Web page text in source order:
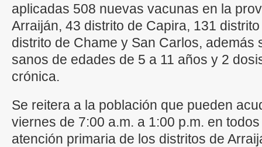
aplicadas 508 nuevas vacunas en la
Arraiján, 43 distrito de Capira, 131
distrito de Chame y San Carlos, además
sanos de edades de 5 a 11 años y 2
crónica.
Se reitera a la población que pueden
viernes de 7:00 a.m. a 1:00 p.m. en
atención primaria de los distritos de